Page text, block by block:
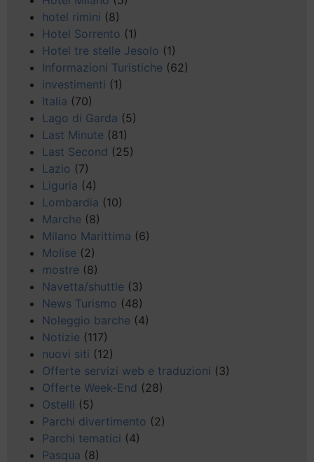
hotel rimini (8)
Hotel Sorrento (1)
Hotel tre stelle Jesolo (1)
Informazioni Turistiche (62)
investimenti (1)
Italia (70)
Lago di Garda (5)
Last Minute (81)
Last Second (25)
Lazio (7)
Liguria (4)
Lombardia (10)
Marche (8)
Milano Marittima (6)
Molise (2)
mostre (8)
Navetta/shuttle (3)
News Turismo (48)
Noleggio barche (4)
Notizie (117)
nuovi siti (12)
Offerte servizi web e traduzioni (3)
Offerte Week-End (28)
Ostelli (5)
Parchi divertimento (2)
Parchi tematici (4)
Pasqua (8)